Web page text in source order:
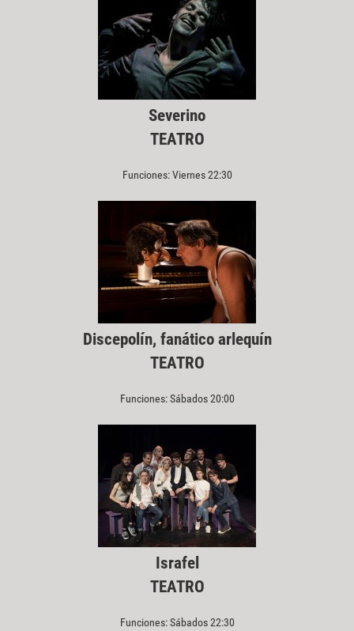
Severino
TEATRO
Funciones: Viernes 22:30
Discepolín, fanático arlequín
TEATRO
Funciones: Sábados 20:00
Israfel
TEATRO
Funciones: Sábados 22:30